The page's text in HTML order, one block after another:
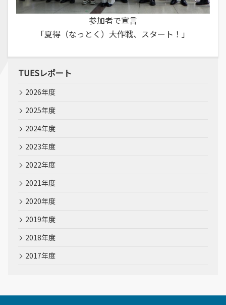
参加者で宣言
「夏得（なっとく）大作戦、スタート！」
TUESレポート
2026年度
2025年度
2024年度
2023年度
2022年度
2021年度
2020年度
2019年度
2018年度
2017年度